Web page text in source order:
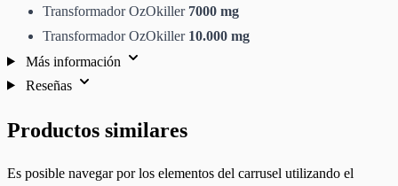
Transformador OzOkiller7000 mg
Transformador OzOkiller10.000 mg
Más información
Reseñas
Productos similares
Es posible navegar por los elementos del carrusel utilizando el